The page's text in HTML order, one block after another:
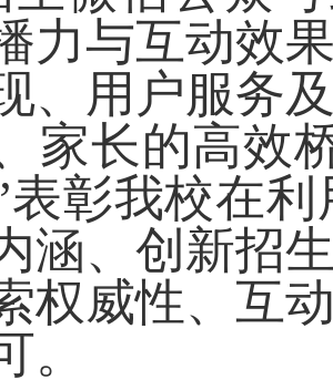
力与互动效
、用户服务
家长的高效
表彰我校在
涵、创新招
权威性、互
。